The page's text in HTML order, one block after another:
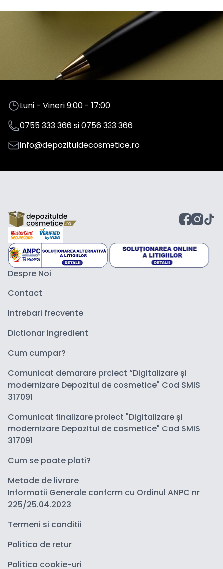
Luni - Vineri 9:00 - 17:00
0755 333 366si0756 333 366
info@depozituldecosmetice.ro
Despre Noi
Contact
Intrebari frecvente
Dictionar Ingredient
Cum cumpar?
Comunicat demarare proiect “Digitalizare și
modernizare Depozitul de cosmetice" Cod SMIS
317091
Comunicat finalizare proiect "Digitalizare și
modernizare Depozitul de cosmetice" Cod SMIS
317091
Cum se poate plati?
Metode de livrare
Informatii Generale conform cu Ordinul ANPC nr
225/25.04.2023
Termeni si conditii
Politica de retur
Politica cookie-uri